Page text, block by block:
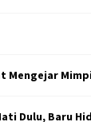
Mengejar
Dulu, Baru